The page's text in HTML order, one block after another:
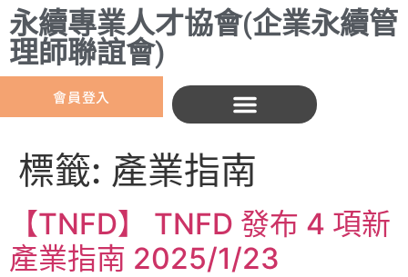
永續專業人才協會(企業永續管
理師聯誼會)
會員登入
標籤: 產業指南
【TNFD】 TNFD 發布 4 項新
產業指南 2025/1/23